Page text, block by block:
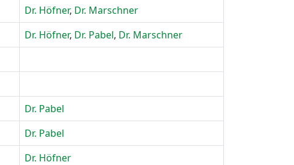
Dr. Höfner, Dr. Marschner
Dr. Höfner, Dr. Pabel, Dr. Marschner
Dr. Pabel
Dr. Pabel
Dr. Höfner